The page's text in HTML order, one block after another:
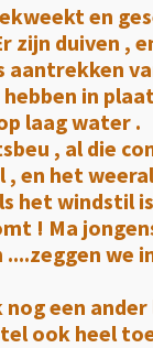
en
zijn duiven ,
aantrekken
in
laag water .
, al die
, en het
het windstil
! Ma
we
nog een
ook heel